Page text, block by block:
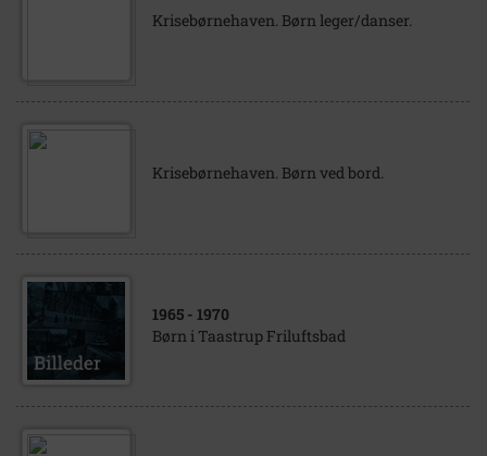
Krisebørnehaven. Børn leger/danser.
Krisebørnehaven. Børn ved bord.
1965 - 1970
Børn i Taastrup Friluftsbad